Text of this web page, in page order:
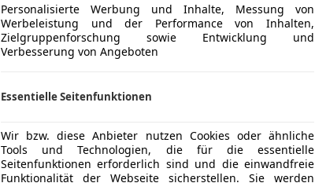
Personalisierte Werbung und Inhalte, Messung von
Werbeleistung und der Performance von Inhalten,
Zielgruppenforschung sowie Entwicklung und
Verbesserung von Angeboten
Essentielle Seitenfunktionen
Wir bzw. diese Anbieter nutzen Cookies oder ähnliche
Tools und Technologien, die für die essentielle
Seitenfunktionen erforderlich sind und die einwandfreie
Funktionalität der Webseite sicherstellen. Sie werden